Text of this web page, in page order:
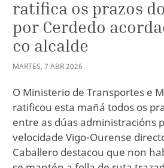
ratifica os prazos
por Cerdedo
co alcalde
MARTES, 7 ABR2026
O Ministerio de Transportes e
ratificou esta mañá todos os
entre as dúas administracións
velocidade Vigo-Ourense
Caballero destacou que non